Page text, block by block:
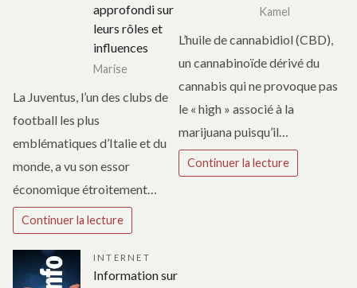
approfondi sur
leurs rôles et
influences
Marise
La Juventus, l’un des clubs de
football les plus
emblématiques d’Italie et du
monde, a vu son essor
économique étroitement…
Continuer la lecture
Kamel
L’huile de cannabidiol (CBD),
un cannabinoïde dérivé du
cannabis qui ne provoque pas
le « high » associé à la
marijuana puisqu’il…
Continuer la lecture
INTERNET
Information sur